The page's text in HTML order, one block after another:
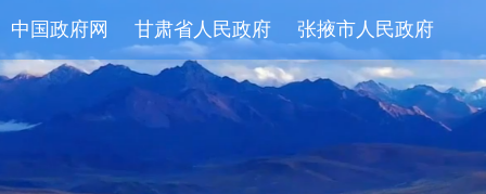
中国政府网 甘肃省人民政府 张掖市人民政府